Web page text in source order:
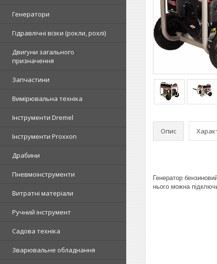
Генератори
Гідравлічні візки (рокли, рохлі)
Двигуни загального
призначення
Запчастини
Вимірювальна техніка
Інструменти Dremel
Інструменти Proxxon
Драбини
Пневмоінструменти
Витратні матеріали
Ручний інструмент
Садова техніка
Зварювальне обладнання
Опис
Генератор
нього можна